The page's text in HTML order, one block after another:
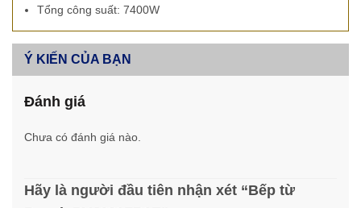
Tổng công suất: 7400W
Ý KIẾN CỦA BẠN
Đánh giá
Chưa có đánh giá nào.
Hãy là người đầu tiên nhận xét “Bếp từ